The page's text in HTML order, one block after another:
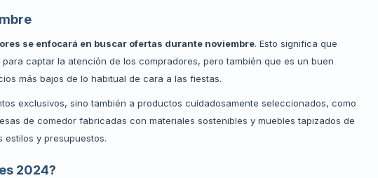
se enfocará en buscar ofertas durante noviembre. Esto significa que
captar la atención de los compradores, pero también que es un buen
más bajos de lo habitual de cara a las fiestas.
exclusivos, sino también a productos cuidadosamente seleccionados, como
de comedor fabricadas con materiales sostenibles y muebles tapizados de
estilos y presupuestos.
2024?